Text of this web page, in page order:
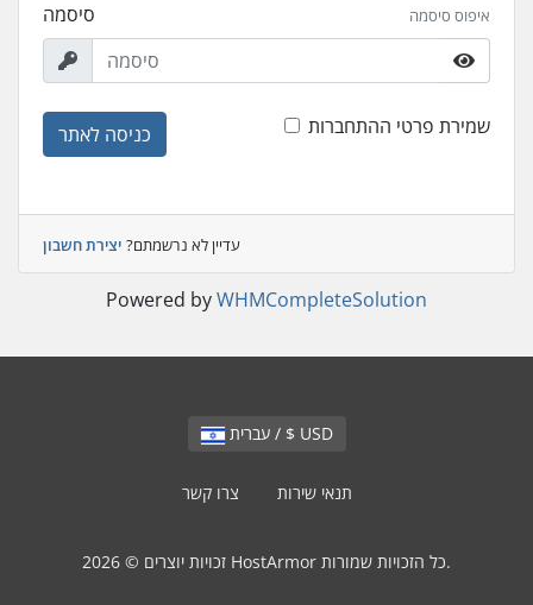
סיסמה איפוס סיסמה
כניסה לאתר שמירת פרטי ההתחברות
עדיין לא נרשמתם? יצירת חשבון
Powered byWHMCompleteSolution
עברית / $ USD
צרו קשר תנאי שירות
זכויות יוצרים © 2026 HostArmor כל הזכויות שמורות.